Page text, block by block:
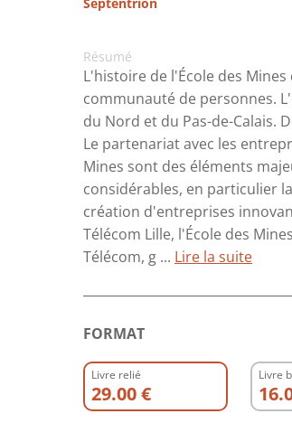
Résumé
L'histoire de l'École des
communauté de personnes.
du Nord et du Pas-de-Calais.
Le partenariat avec les
Mines sont des éléments
considérables, en particulier
création d'entreprises
Télécom Lille, l'École des
Télécom, g ... Lire la suite
FORMAT
Livre relié
29.00 €
Livre